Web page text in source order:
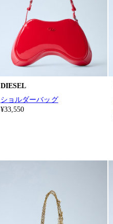
DIESEL
ショルダーバッグ
¥33,550